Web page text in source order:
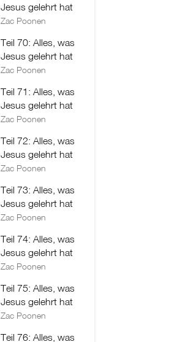
Jesus gelehrt hat
Zac Poonen
Teil 70: Alles, was
Jesus gelehrt hat
Zac Poonen
Teil 71: Alles, was
Jesus gelehrt hat
Zac Poonen
Teil 72: Alles, was
Jesus gelehrt hat
Zac Poonen
Teil 73: Alles, was
Jesus gelehrt hat
Zac Poonen
Teil 74: Alles, was
Jesus gelehrt hat
Zac Poonen
Teil 75: Alles, was
Jesus gelehrt hat
Zac Poonen
Teil 76: Alles, was